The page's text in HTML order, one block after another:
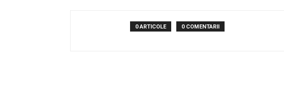
0 ARTICOLE 0 COMENTARII